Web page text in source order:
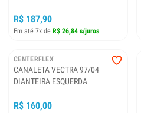
R$ 187,90
Em até 7x de R$ 26,84 s/juros
CENTERFLEX
CANALETA VECTRA 97/04
DIANTEIRA ESQUERDA
R$ 160,00